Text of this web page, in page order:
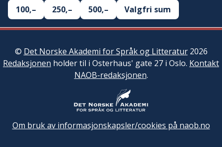
100,–
250,– 500,– Valgfri sum
© Det Norske Akademi for Språk og Litteratur2026
Redaksjonen holder til i Osterhaus' gate 27 i Oslo. Kontakt
NAOB-redaksjonen.
Om bruk av informasjonskapsler/cookies på naob.no